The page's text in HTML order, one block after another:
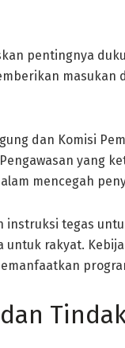
pentingnya
dan Komisi
yang
mencegah
instruksi tegas
untuk rakyat.